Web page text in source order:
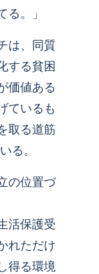
る。」
は、同質
する貧困
価値ある
ているも
取る道筋
る。
の位置づ
活保護受
れただけ
得る環境